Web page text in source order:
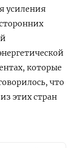
усиления
которые
что
этих стран